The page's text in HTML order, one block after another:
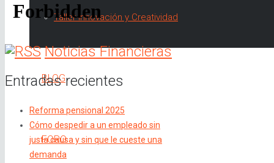
Taller Innovación y Creatividad
BLOG
FORO
Noticias Financieras
Entradas recientes
Reforma pensional 2025
Cómo despedir a un empleado sin
justa causa y sin que le cueste una
demanda